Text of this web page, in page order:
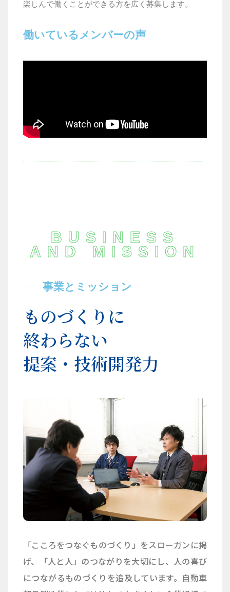
楽しんで働くことができる方を広く募集します。
働いているメンバーの声
BUSINESS
AND MISSION
事業とミッション
ものづくりに
終わらない
提案・技術開発力
「こころをつなぐものづくり」をスローガンに掲
げ、「人と人」のつながりを大切にし、人の喜び
につながるものづくりを追及しています。自動車